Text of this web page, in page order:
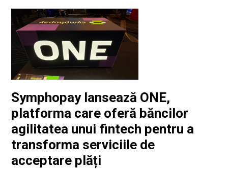
Symphopay lansează ONE,
platforma care oferă băncilor
agilitatea unui fintech pentru a
transforma serviciile de
acceptare plăți